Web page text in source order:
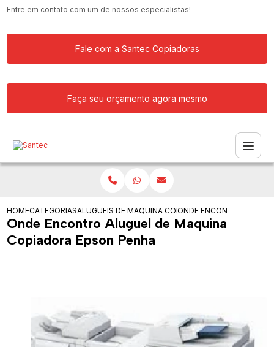
Entre em contato com um de nossos especialistas!
Fale com a Santec Copiadoras
Faça seu orçamento agora mesmo
HOMECATEGORIASALUGUEIS DE COPIADORASMAQUINA COPIADORA KYOCERA PARA
ONDE ENCONTRO
Onde Encontro Aluguel de Maquina
Copiadora Epson Penha